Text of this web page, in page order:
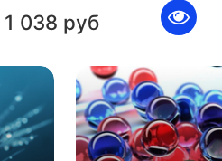
1 038 руб